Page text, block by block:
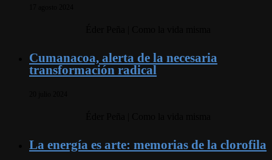
Cumanacoa, alerta de la necesaria
transformación radical
La energía es arte: memorias de la clorofila